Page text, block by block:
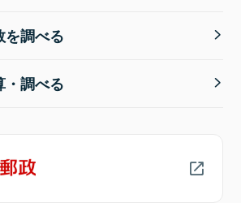
を調べる
・調べる